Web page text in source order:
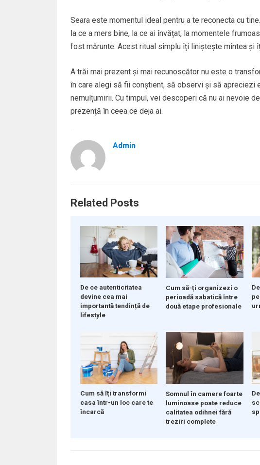
Seara este momentul ideal pentru a te reconecta cu
la ce a mers bine, la ce ai învățat, la momentele
fost mărunte. Acest ritual simplu îți liniștește mintea și
A trăi mai prezent și mai recunoscător nu este o
în care alegi să fii conștient, să observi și să apreciezi
nemulțumirii. Cu timpul, vei descoperi că nu ai nevoie
prezență în ceea ce deja ai.
Admin
Related Posts
De ce autenticitatea
devine cea mai
importantă tendință de
lifestyle
Cum să-ți organizezi o
perioadă sabatică între
două etape profesionale
Cum să îți transformi
casa într-un loc care te
încarcă
Somnul în camere foarte
luminoase poate reduce
calitatea odihnei fără
treziri complete